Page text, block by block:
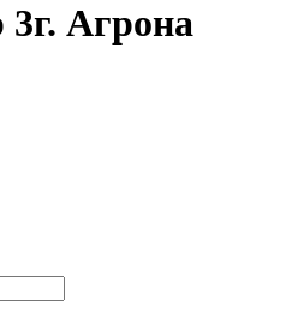
3г. Агрона